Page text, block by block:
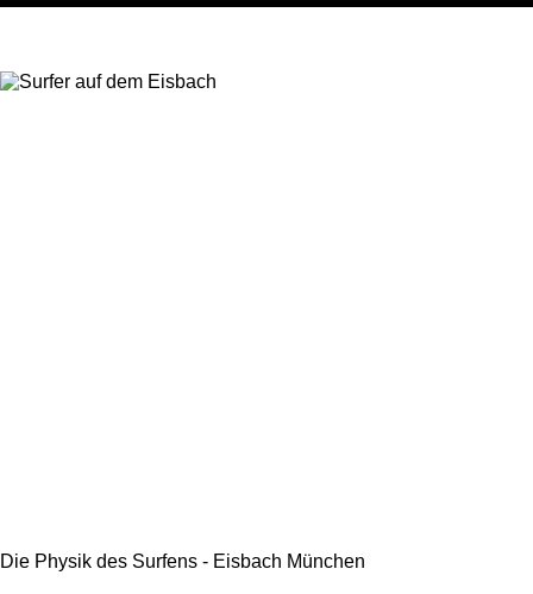
Die Physik des Surfens - Eisbach München